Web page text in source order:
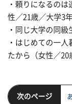
・頼りになるの
性／21歳／大学3年
・同じ大学の同級
・はじめての一
たから（女性／20
次のページ